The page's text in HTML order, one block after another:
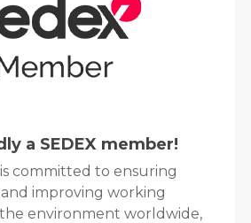
a SEDEX member!
is committed to ensuring
improving working
environment worldwide,